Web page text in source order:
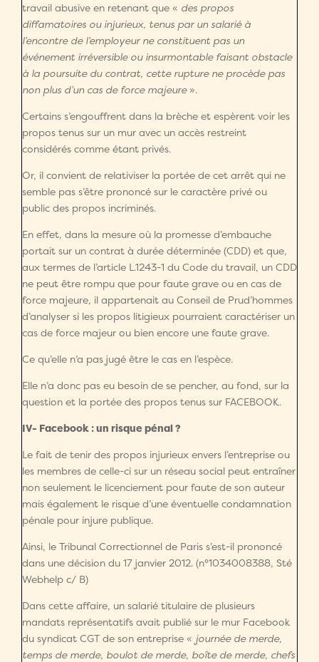
travail abusive en retenant que « des propos
diffamatoires ou injurieux, tenus par un salarié à
l’encontre de l’employeur ne constituent pas un
événement irréversible ou insurmontable faisant obstacle
à la poursuite du contrat, cette rupture ne procède pas
non plus d’un cas de force majeure ».
Certains s’engouffrent dans la brèche et espèrent voir les
propos tenus sur un mur avec un accès restreint
considérés comme étant privés.
Or, il convient de relativiser la portée de cet arrêt qui ne
semble pas s’être prononcé sur le caractère privé ou
public des propos incriminés.
En effet, dans la mesure où la promesse d’embauche
portait sur un contrat à durée déterminée (CDD) et que,
aux termes de l’article L.1243-1 du Code du travail, un CDD
ne peut être rompu que pour faute grave ou en cas de
force majeure, il appartenait au Conseil de Prud’hommes
d’analyser si les propos litigieux pourraient caractériser un
cas de force majeur ou bien encore une faute grave.
Ce qu’elle n’a pas jugé être le cas en l’espèce.
Elle n’a donc pas eu besoin de se pencher, au fond, sur la
question et la portée des propos tenus sur FACEBOOK.
IV- Facebook : un risque pénal ?
Le fait de tenir des propos injurieux envers l’entreprise ou
les membres de celle-ci sur un réseau social peut entraîner
non seulement le licenciement pour faute de son auteur
mais également le risque d’une éventuelle condamnation
pénale pour injure publique.
Ainsi, le Tribunal Correctionnel de Paris s’est-il prononcé
dans une décision du 17 janvier 2012. (n°1034008388, Sté
Webhelp c/ B)
Dans cette affaire, un salarié titulaire de plusieurs
mandats représentatifs avait publié sur le mur Facebook
du syndicat CGT de son entreprise « journée de merde,
temps de merde, boulot de merde, boîte de merde, chefs